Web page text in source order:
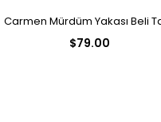
Carmen Mürdüm Yakası Beli
$79.00